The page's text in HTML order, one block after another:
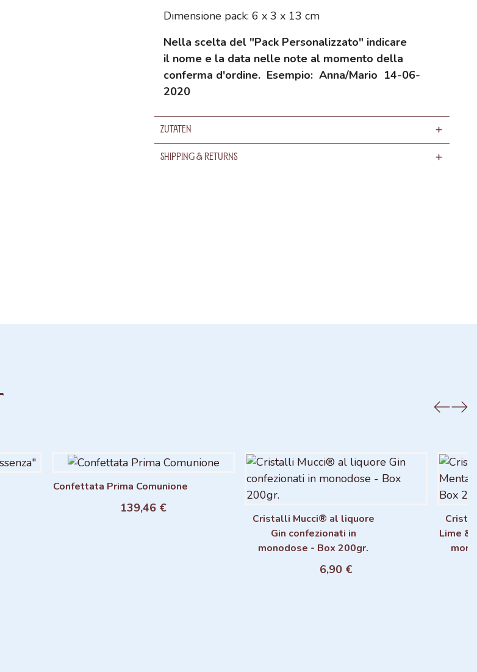
Dimensione pack: 6 x 3 x 13 cm
Nella scelta del "Pack Personalizzato" indicare
il nome e la data nelle note al momento della
conferma d'ordine. Esempio: Anna/Mario 14-06-
2020
Zutaten
Shipping & Returns
Aggiungi al carrello
Confettata Prima Comunione
139,46 €
Aggiungi al carrello
Cristalli Mucci® al liquore
Gin confezionati in
monodose - Box 200gr.
6,90 €
Lime &